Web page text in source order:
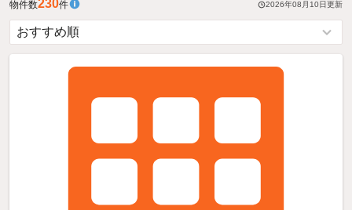
物件数230件 2026年08月10日更新